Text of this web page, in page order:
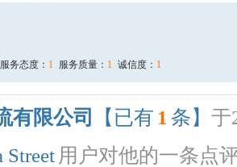
服务态度： 1 服务质量： 1 诚信度： 1
有限公司 【已有 1 条】 于
Street 用户对他的一条点